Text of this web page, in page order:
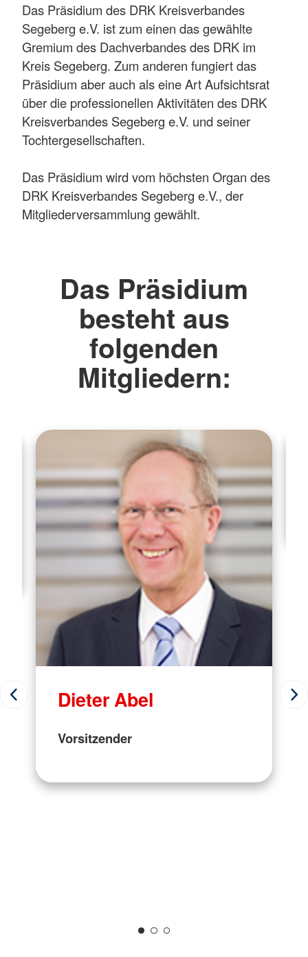
Das Präsidium des DRK Kreisverbandes
Segeberg e.V. ist zum einen das gewählte
Gremium des Dachverbandes des DRK im
Kreis Segeberg. Zum anderen fungiert das
Präsidium aber auch als eine Art Aufsichtsrat
über die professionellen Aktivitäten des DRK
Kreisverbandes Segeberg e.V. und seiner
Tochtergesellschaften.
Das Präsidium wird vom höchsten Organ des
DRK Kreisverbandes Segeberg e.V., der
Mitgliederversammlung gewählt.
Das Präsidium
besteht aus
folgenden
Mitgliedern:
Dieter Abel
Vorsitzender